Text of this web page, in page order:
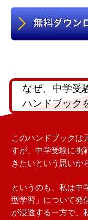
なぜ、中学受
ハンドブック
このハンドブックは
すが、中学受験に挑
きたいという思いか
というのも、私は中
型学習」について発
が浸透する一方で、